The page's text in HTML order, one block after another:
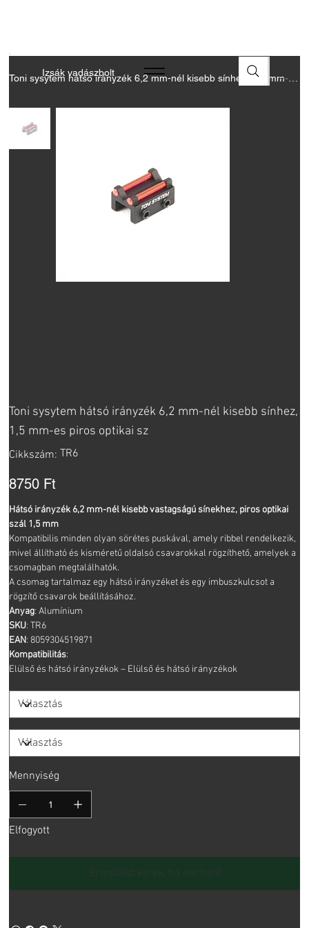
Izsák vadászbolt
Toni sysytem hátsó irányzék 6,2 mm-nél kisebb sínhez,
1,5 mm-es piros optikai sz
Cikkszám: Cikkszám:
TR6
TR6
Ár
8750 Ft
Hátsó irányzék 6,2 mm-nél kisebb vastagságú sínekhez, piros optikai
szál 1,5 mm
Kompatibilis minden olyan sörétes puskával, amely ribbel rendelkezik,
mivel állítható és kisméretű oldalsó csavarokkal rögzíthető, amelyek a
csomagban megtalálhatók.
A csomag tartalmaz egy hátsó irányzéket és egy imbuszkulcsot a
rögzítő csavarok beállításához.
Anyag: Alumínium
SKU: TR6
EAN: 8059304519871
Kompatibilitás:
Elülső és hátsó irányzékok – Elülső és hátsó irányzékok
Mennyiség
Elfogyott
Értesítést kérek, ha elérhető